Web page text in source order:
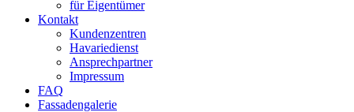
für Eigentümer
Kontakt
Kundenzentren
Havariedienst
Ansprechpartner
Impressum
FAQ
Fassadengalerie